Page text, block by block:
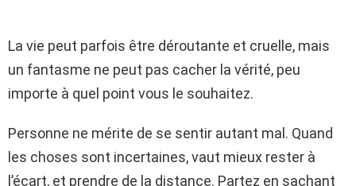
La vie peut parfois être déroutante et cruelle, mais
un fantasme ne peut pas cacher la vérité, peu
importe à quel point vous le souhaitez.
Personne ne mérite de se sentir autant mal. Quand
les choses sont incertaines, vaut mieux rester à
l’écart, et prendre de la distance. Partez en sachant